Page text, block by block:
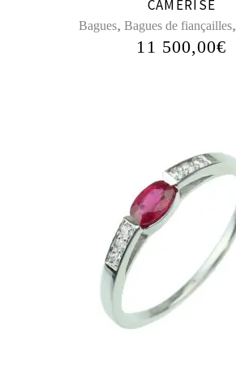
CAMERISE
Bagues, Bagues de fiançailles,
11 500,00€